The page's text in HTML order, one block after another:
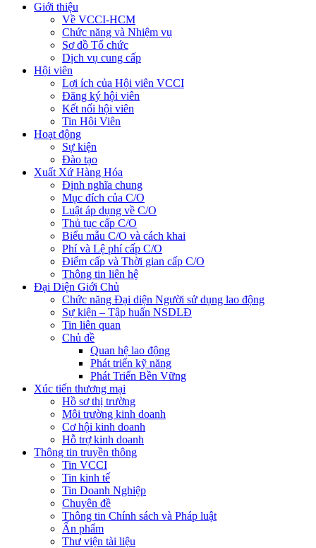
Giới thiệu
Về VCCI-HCM
Chức năng và Nhiệm vụ
Sơ đồ Tổ chức
Dịch vụ cung cấp
Hội viên
Lợi ích của Hội viên VCCI
Đăng ký hội viên
Kết nối hội viên
Tin Hội Viên
Hoạt động
Sự kiện
Đào tạo
Xuất Xứ Hàng Hóa
Định nghĩa chung
Mục đích của C/O
Luật áp dụng về C/O
Thủ tục cấp C/O
Biểu mẫu C/O và cách khai
Phí và Lệ phí cấp C/O
Điểm cấp và Thời gian cấp C/O
Thông tin liên hệ
Đại Diện Giới Chủ
Chức năng Đại diện Người sử dụng lao động
Sự kiện – Tập huấn NSDLĐ
Tin liên quan
Chủ đề
Quan hệ lao động
Phát triển kỹ năng
Phát Triển Bền Vững
Xúc tiến thương mại
Hồ sơ thị trường
Môi trường kinh doanh
Cơ hội kinh doanh
Hỗ trợ kinh doanh
Thông tin truyền thông
Tin VCCI
Tin kinh tế
Tin Doanh Nghiệp
Chuyên đề
Thông tin Chính sách và Pháp luật
Ấn phẩm
Thư viện tài liệu